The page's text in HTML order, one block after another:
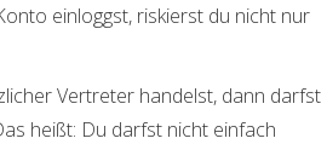
einloggst, riskierst du nicht nur
Vertreter handelst, dann darfst
heißt: Du darfst nicht einfach